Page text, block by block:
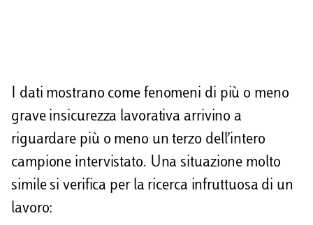
I dati mostrano come fenomeni di più o meno
grave insicurezza lavorativa arrivino a
riguardare più o meno un terzo dell’intero
campione intervistato. Una situazione molto
simile si verifica per la ricerca infruttuosa di un
lavoro: